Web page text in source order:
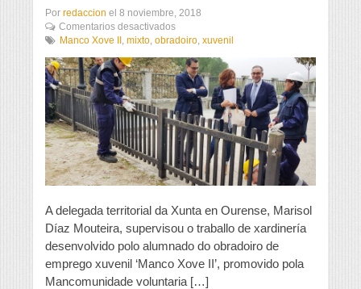
Por redaccion el 8 noviembre, 2018
Comentarios desactivadosen
16
fórmanse
en
xardinería
no
obradoiro
xuvenil
Manco
Xove
II
Manco Xove II , mixto, obradoiro, xuvenil
A delegada territorial da Xunta en Ourense, Marisol
Díaz Mouteira, supervisou o traballo de xardinería
desenvolvido polo alumnado do obradoiro de
emprego xuvenil ‘Manco Xove II’, promovido pola
Mancomunidade voluntaria […]